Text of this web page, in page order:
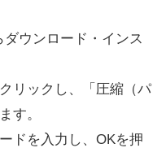
ウンロード・インス
リックし、「圧縮（パ
す。
ドを入力し、OKを押